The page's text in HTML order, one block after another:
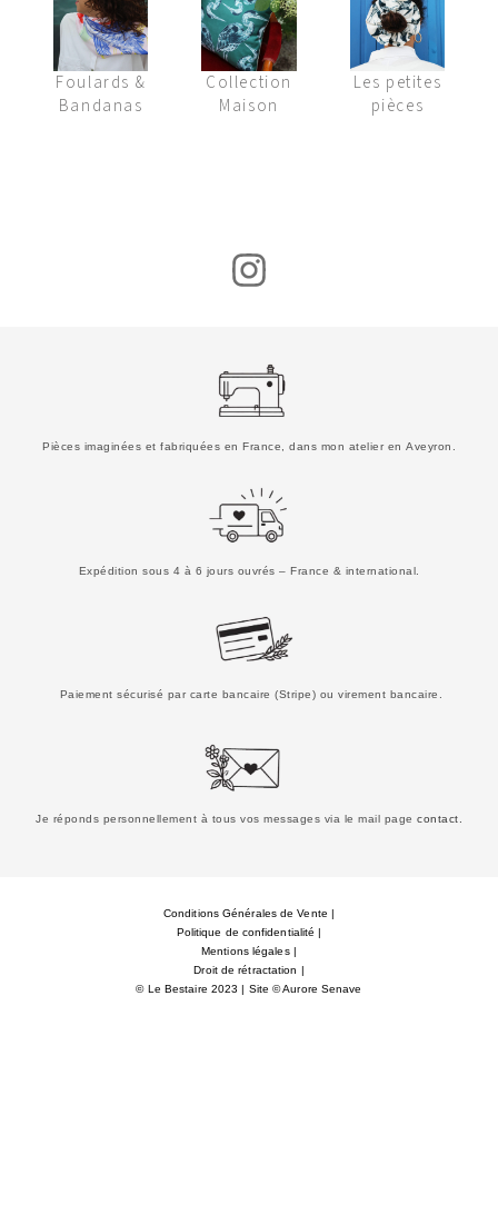
Foulards &
Bandanas
Collection
Maison
Les petites
pièces
Pièces imaginées et fabriquées en France, dans mon atelier en Aveyron.
Expédition sous 4 à 6 jours ouvrés – France & international.
Paiement sécurisé par carte bancaire (Stripe) ou virement bancaire.
Je réponds personnellement à tous vos messages via le mail page contact.
Conditions Générales de Vente |
Politique de confidentialité |
Mentions légales |
Droit de rétractation |
© Le Bestaire 2023 | Site © Aurore Senave